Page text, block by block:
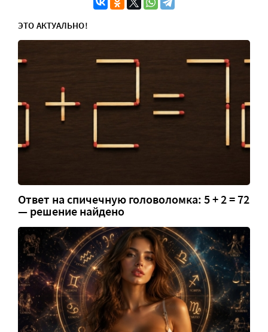
ЭТО АКТУАЛЬНО!
Ответ на спичечную головоломка: 5 + 2 = 72
— решение найдено